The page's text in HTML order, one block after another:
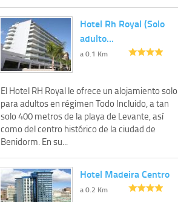
Hotel Rh Royal (Solo
adulto…
a 0.1 Km
El Hotel RH Royal le ofrece un alojamiento solo
para adultos en régimen Todo Incluido, a tan
solo 400 metros de la playa de Levante, así
como del centro histórico de la ciudad de
Benidorm. En su...
Hotel Madeira Centro
a 0.2 Km